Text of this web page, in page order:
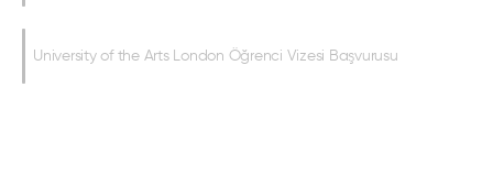
University of the Arts London Öğrenci Vizesi Başvurusu